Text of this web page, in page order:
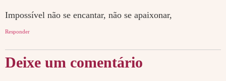
Impossível não se encantar, não se apaixonar,
Responder
Deixe um comentário